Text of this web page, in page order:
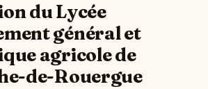
du Lycée
général et
agricole de
de-Rouergue